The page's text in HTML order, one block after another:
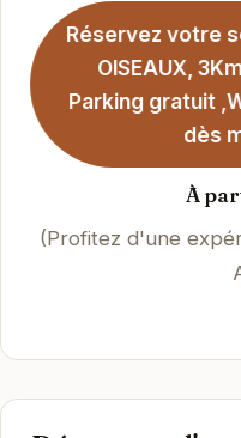
Réservez votre
OISEAUX,
Parking gratuit
dès
À
(Profitez d'une